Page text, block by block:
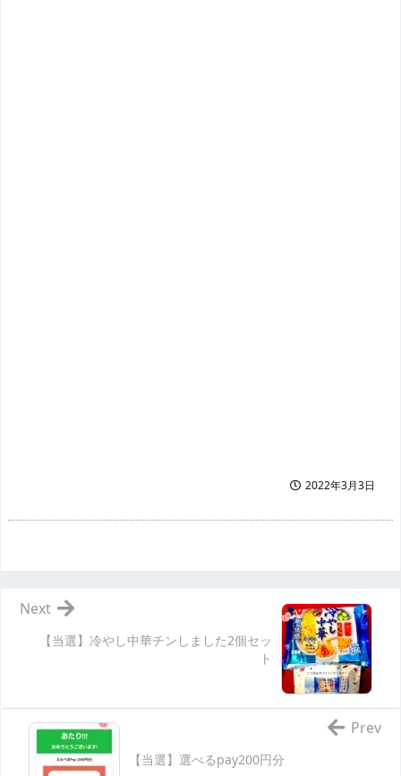
2022年3月3日
【当選】冷やし中華チンしました2個セッ
ト
Next
【当選】選べるpay200円分
Prev